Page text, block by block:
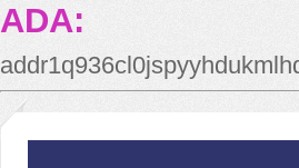
ADA: